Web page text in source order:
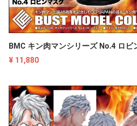
BMC キン肉マンシリーズ No.4 ロビ
¥ 11,880